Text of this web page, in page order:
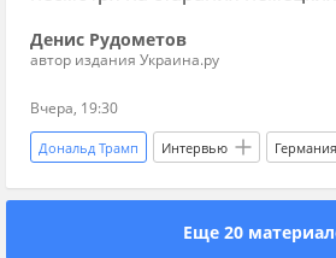
Денис Рудометов
автор издания Украина.ру
Вчера, 19:30
Дональд Трамп Интервью Германия
Россия Берлин Фридрих Мерц
ХДС
Еще 20